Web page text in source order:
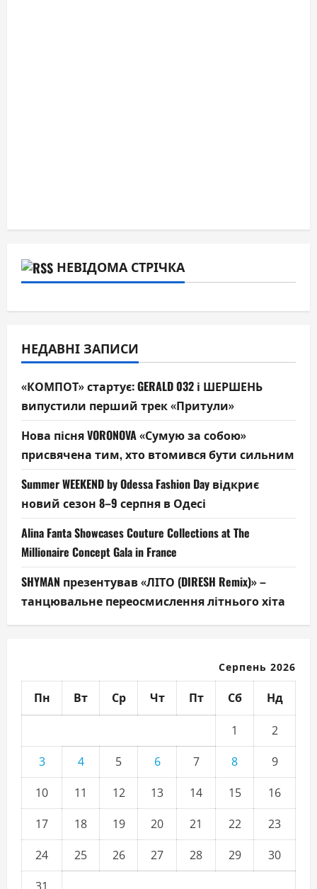
НЕВІДОМА СТРІЧКА
НЕДАВНІ ЗАПИСИ
«КОМПОТ» стартує: GERALD 032 і ШЕРШЕНЬ
випустили перший трек «Притули»
Нова пісня VORONOVA «Сумую за собою»
присвячена тим, хто втомився бути сильним
Summer WEEKEND by Odessa Fashion Day відкриє
новий сезон 8–9 серпня в Одесі
Alina Fanta Showcases Couture Collections at The
Millionaire Concept Gala in France
SHYMAN презентував «ЛІТО (DIRESH Remix)» –
танцювальне переосмислення літнього хіта
Серпень 2026
Пн Вт Ср Чт Пт Сб Нд
1
2
3
4 5 6 7 8
9
10
11 12 13 14 15
16
17
18 19 20 21 22
23
24
25 26 27 28 29
30